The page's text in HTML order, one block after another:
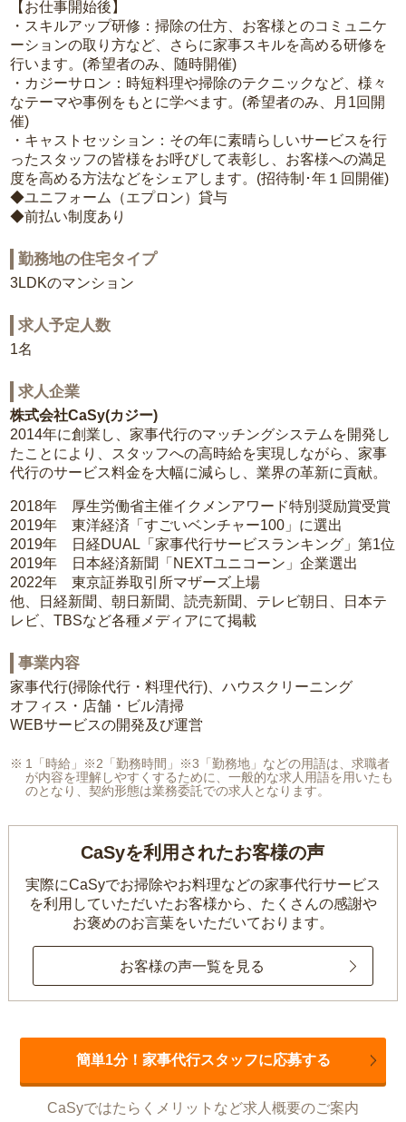
【お仕事開始後】
・スキルアップ研修：掃除の仕方、お客様とのコミュニケ
ーションの取り方など、さらに家事スキルを高める研修を
行います。(希望者のみ、随時開催)
・カジーサロン：時短料理や掃除のテクニックなど、様々
なテーマや事例をもとに学べます。(希望者のみ、月1回開
催)
・キャストセッション：その年に素晴らしいサービスを行
ったスタッフの皆様をお呼びして表彰し、お客様への満足
度を高める方法などをシェアします。(招待制･年１回開催)
◆ユニフォーム（エプロン）貸与
◆前払い制度あり
勤務地の住宅タイプ
3LDKのマンション
求人予定人数
1名
求人企業
株式会社CaSy(カジー)
2014年に創業し、家事代行のマッチングシステムを開発し
たことにより、スタッフへの高時給を実現しながら、家事
代行のサービス料金を大幅に減らし、業界の革新に貢献。
2018年 厚生労働省主催イクメンアワード特別奨励賞受賞
2019年 東洋経済「すごいベンチャー100」に選出
2019年 日経DUAL「家事代行サービスランキング」第1位
2019年 日本経済新聞「NEXTユニコーン」企業選出
2022年 東京証券取引所マザーズ上場
他、日経新聞、朝日新聞、読売新聞、テレビ朝日、日本テ
レビ、TBSなど各種メディアにて掲載
事業内容
家事代行(掃除代行・料理代行)、ハウスクリーニング
オフィス・店舗・ビル清掃
WEBサービスの開発及び運営
1「時給」※2「勤務時間」※3「勤務地」などの用語は、求職者
が内容を理解しやすくするために、一般的な求人用語を用いたも
のとなり、契約形態は業務委託での求人となります。
CaSyを利用されたお客様の声
実際にCaSyでお掃除やお料理などの家事代行サービス
を利用していただいたお客様から、 たくさんの感謝や
お褒めのお言葉をいただいております。
お客様の声一覧を見る
簡単1分！家事代行スタッフに応募する
CaSyではたらくメリットなど求人概要のご案内